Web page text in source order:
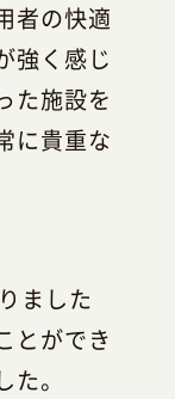
者の快適
強く感じ
た施設を
に貴重な
ました
とができ
。